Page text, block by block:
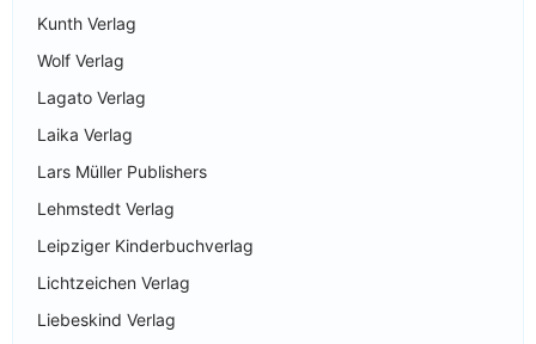
Kunth Verlag
Wolf Verlag
Lagato Verlag
Laika Verlag
Lars Müller Publishers
Lehmstedt Verlag
Leipziger Kinderbuchverlag
Lichtzeichen Verlag
Liebeskind Verlag